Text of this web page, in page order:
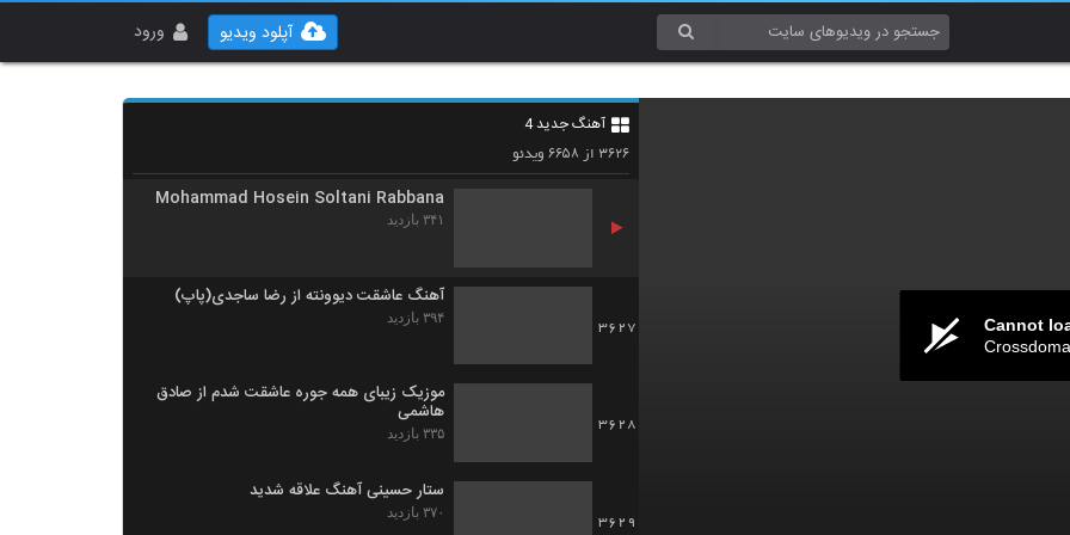
ورود آپلود ویدیو
Cannot
آهنگ جدید 4
۳۶۲۶از ۶۶۵۸ویدئو
3625
دانلود آهنگ نقاب از مهرداد جباری
Mohammad Hosein Soltani Rabbana
۳۴۱ بازدید
3627
آهنگ عاشقت دیوونته از رضا ساجدی(پاپ)
۳۹۴ بازدید
3628
موزیک زیبای همه جوره عاشقت شدم از صادق
هاشمی
۳۳۵ بازدید
3629
ستار حسینی آهنگ علاقه شدید
۳۷۰ بازدید